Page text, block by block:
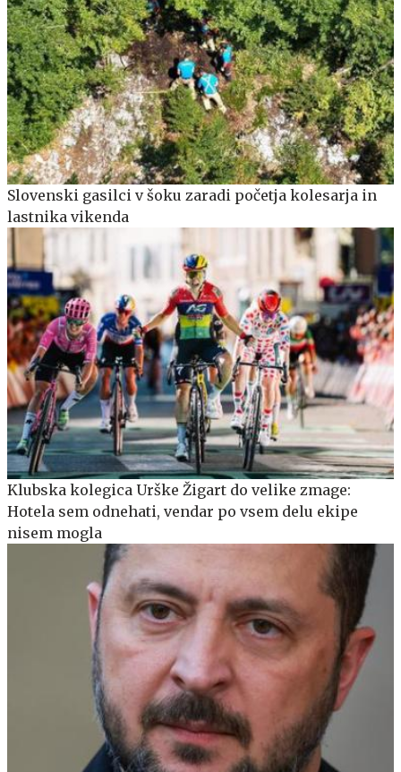
Slovenski gasilci v šoku zaradi početja kolesarja in
lastnika vikenda
Klubska kolegica Urške Žigart do velike zmage:
Hotela sem odnehati, vendar po vsem delu ekipe
nisem mogla